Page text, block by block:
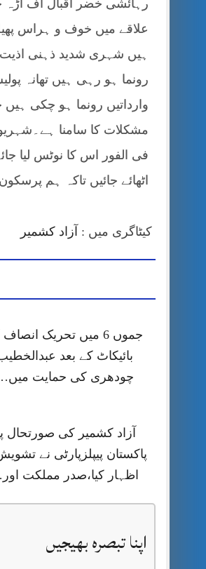
علاقے میں خوف و ہراس
ہیں شہری شدید ذہنی اذیت
رونما ہو رہی ہیں تھانہ
وارداتیں رونما ہو چکی
مشکلات کا سامنا
فی الفور اس کا نوٹس لیا
اٹھائے جائیں تاکہ ہم
کیٹاگری میں : آزاد کشمیر
جموں 6 میں تحریک
بائیکاٹ کے بعد
چودھری کی حمایت
آزاد کشمیر کی صورتحال
پاکستان پیپلزپارٹی نے
اظہار کیا،صدر مملکت
اپنا تبصرہ بھیجیں